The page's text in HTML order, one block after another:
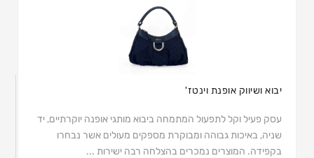
יבוא ושיווק אופנת וינטז'
עסק פעיל וקל לתפעול המתמחה ביבוא מותגי אופנה יוקרתיים, יד
שניה, באיכות גבוהה ומבוקרת מספקים מעולים אשר נבחרו
בקפידה. המוצרים נמכרים בהצלחה רבה ישירות ...